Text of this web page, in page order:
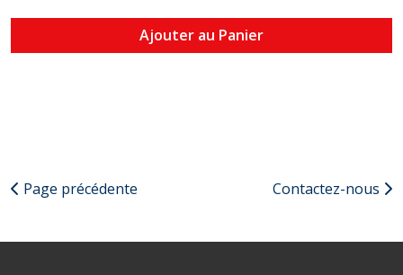
Ajouter au Panier
Page précédente Contactez-nous